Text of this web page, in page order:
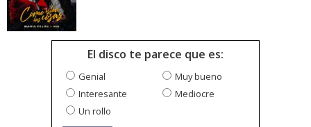
El disco te parece que es:
Genial
Muy bueno
Interesante
Mediocre
Un rollo